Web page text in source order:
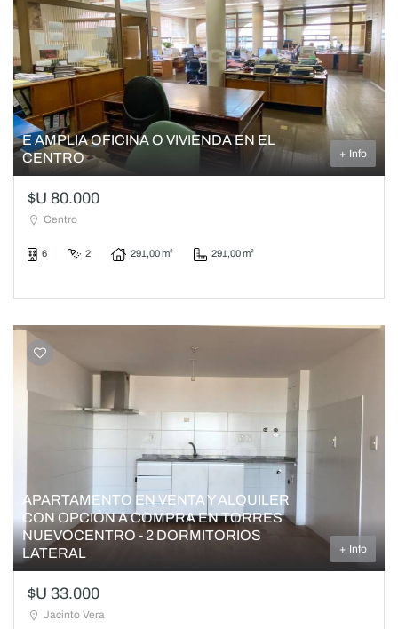
E AMPLIA OFICINA O VIVIENDA EN EL
CENTRO
+ Info
$U 80.000
Centro
6 2 291,00 m² 291,00 m²
APARTAMENTO EN VENTA Y ALQUILER
CON OPCIÓN A COMPRA EN TORRES
NUEVOCENTRO - 2 DORMITORIOS
LATERAL
+ Info
$U 33.000
Jacinto Vera